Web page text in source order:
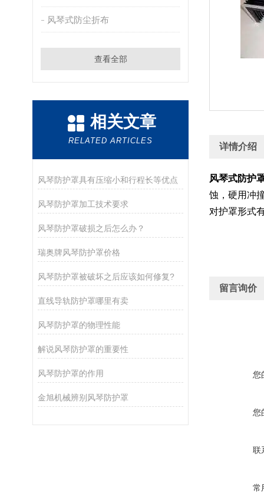
风琴式防尘折布
查看全部
相关文章
RELATED ARTICLES
风琴防护罩具有压缩小和行程长等优点
风琴防护罩加工技术要求
风琴防护罩破损之后怎么办？
瑞奥牌风琴防护罩价格
风琴防护罩被破坏之后应该如何修复?
直线导轨防护罩哪里有卖
风琴防护罩的物理性能
解说风琴防护罩的重要性
风琴防护罩的作用
金旭机械辨别风琴防护罩
详情介绍
风琴式防护
蚀，硬用冲
对护罩形式
留言询价
您
您
联
常